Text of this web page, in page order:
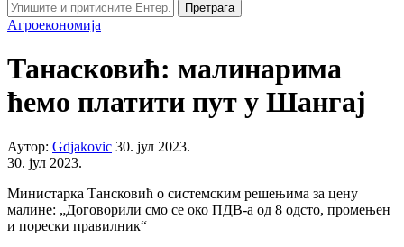
Претрага
Агроекономија
Танасковић: малинарима
ћемо платити пут у Шангај
Аутор: Gdjakovic 30. јул 2023.
30. јул 2023.
Министарка Тансковић о системским решењима за цену
малине: „Договорили смо се око ПДВ-а од 8 одсто, промењен
и порески правилник“